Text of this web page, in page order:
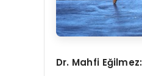
Dr. Mahfi Eğilmez: